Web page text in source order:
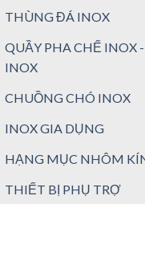
THÙNG ĐÁ INOX
QUẦY PHA CHẾ INOX
INOX
CHUỒNG CHÓ INOX
INOX GIA DỤNG
HẠNG MỤC NHÔM
THIẾT BỊ PHỤ TRỢ